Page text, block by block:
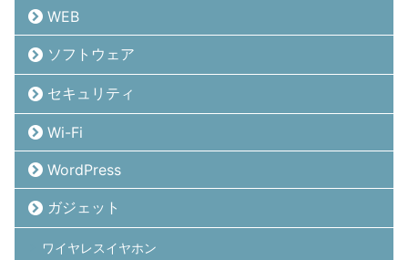
WEB
ソフトウェア
セキュリティ
Wi-Fi
WordPress
ガジェット
ワイヤレスイヤホン